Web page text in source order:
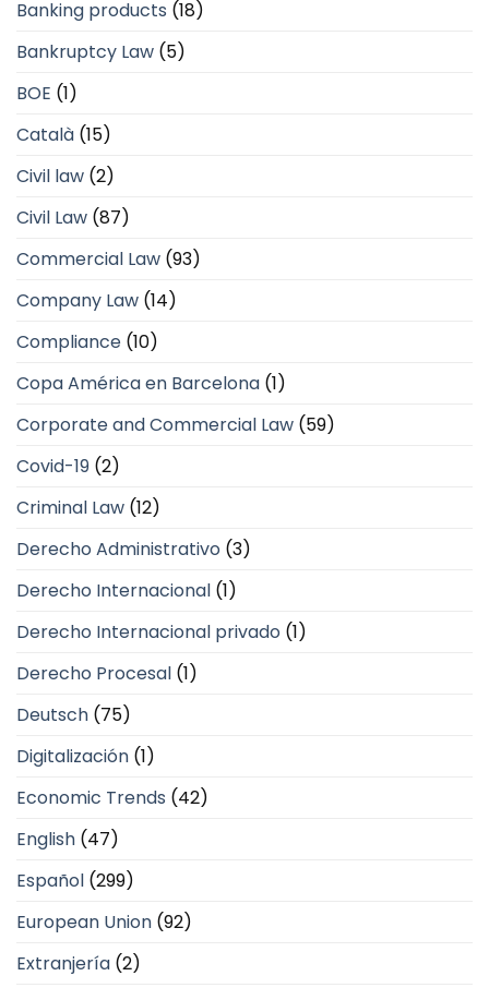
Banking products (18)
Bankruptcy Law (5)
BOE (1)
Català (15)
Civil law (2)
Civil Law (87)
Commercial Law (93)
Company Law (14)
Compliance (10)
Copa América en Barcelona (1)
Corporate and Commercial Law (59)
Covid-19 (2)
Criminal Law (12)
Derecho Administrativo (3)
Derecho Internacional (1)
Derecho Internacional privado (1)
Derecho Procesal (1)
Deutsch (75)
Digitalización (1)
Economic Trends (42)
English (47)
Español (299)
European Union (92)
Extranjería (2)